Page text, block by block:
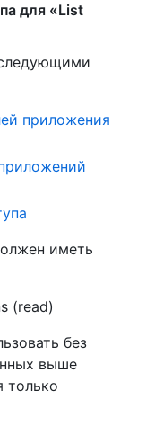
для «List
приложения
иметь
(read)
без
выше
только